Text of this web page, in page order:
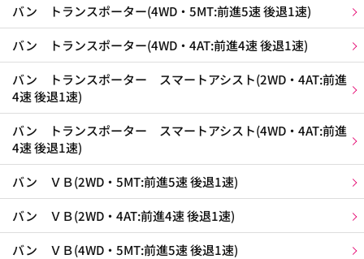
バン トランスポーター(4WD・5MT:前進5速 後退1速)
バン トランスポーター(4WD・4AT:前進4速 後退1速)
バン トランスポーター スマートアシスト(2WD・4AT:前進
4速 後退1速)
バン トランスポーター スマートアシスト(4WD・4AT:前進
4速 後退1速)
バン ＶＢ(2WD・5MT:前進5速 後退1速)
バン ＶＢ(2WD・4AT:前進4速 後退1速)
バン ＶＢ(4WD・5MT:前進5速 後退1速)